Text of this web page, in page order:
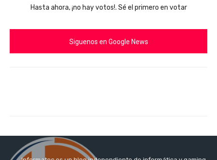
Hasta ahora, ¡no hay votos!. Sé el primero en votar
Siguenos en Google News